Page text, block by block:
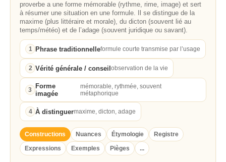
proverbe a une forme mémorable (rythme, rime, image) et sert
à résumer une situation en une formule. Il se distingue de la
maxime (plus littéraire et morale), du dicton (souvent lié au
temps/météo) et de l’adage (souvent juridique ou savant).
1 Phrase traditionnelleformule courte transmise par l’usage
2 Vérité générale / conseilobservation de la vie
3
Forme
imagée
mémorable, rythmée, souvent
métaphorique
4 À distinguermaxime, dicton, adage
Constructions Nuances Étymologie
Registre
Expressions
Exemples Pièges ...